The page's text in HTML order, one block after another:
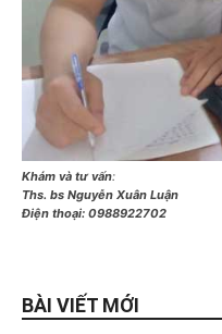
Khám và tư vấn:
Ths. bs Nguyễn Xuân Luận
Điện thoại: 0988922702
BÀI VIẾT MỚI